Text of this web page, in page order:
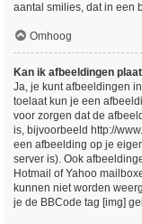
aantal smilies, dat in een
Omhoog
Kan ik afbeeldingen
Ja, je kunt afbeeldingen
toelaat kun je een
voor zorgen dat de
is, bijvoorbeeld http://
een afbeelding op je
server is). Ook
Hotmail of Yahoo
kunnen niet worden
je de BBCode tag [img]